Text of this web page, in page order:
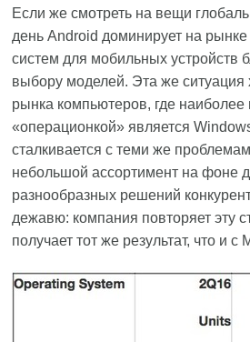
Если же смотреть на вещи
день Android доминирует на
систем для мобильных устройств
выбору моделей. Эта же ситуация
рынка компьютеров, где наиболее
«операционкой» является
сталкивается с теми же
небольшой ассортимент на фоне
разнообразных решений
дежавю: компания повторяет эту
получает тот же результат, что и с